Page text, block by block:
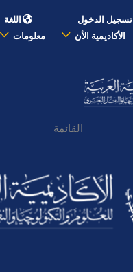
تسجيل الدخول
اللغة
الأكاديمية الأن معلومات
القائمة